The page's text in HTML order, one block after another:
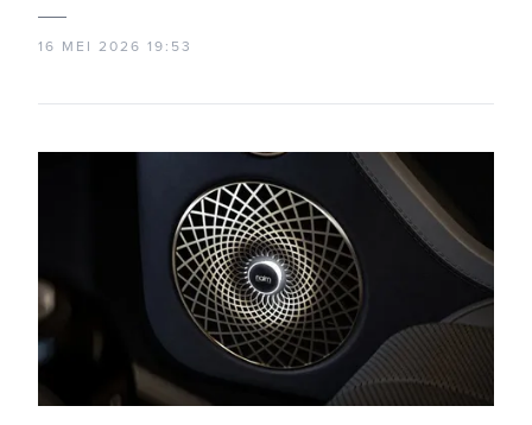
16 MEI 2026 19:53